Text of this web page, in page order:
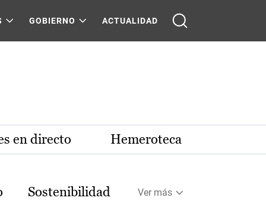
GOBIERNO ACTUALIDAD
en directo Hemeroteca
Sostenibilidad Ver más